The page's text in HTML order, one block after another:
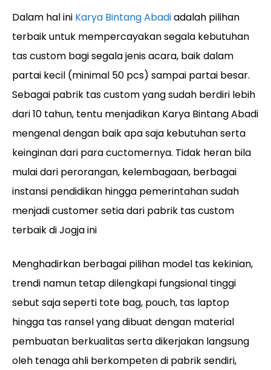
Dalam hal ini Karya Bintang Abadiadalah pilihan
terbaik untuk mempercayakan segala kebutuhan
tas custom bagi segala jenis acara, baik dalam
partai kecil (minimal 50 pcs) sampai partai besar.
Sebagai pabrik tas custom yang sudah berdiri lebih
dari 10 tahun, tentu menjadikan Karya Bintang Abadi
mengenal dengan baik apa saja kebutuhan serta
keinginan dari para cuctomernya. Tidak heran bila
mulai dari perorangan, kelembagaan, berbagai
instansi pendidikan hingga pemerintahan sudah
menjadi customer setia dari pabrik tas custom
terbaik di Jogja ini
Menghadirkan berbagai pilihan model tas kekinian,
trendi namun tetap dilengkapi fungsional tinggi
sebut saja seperti tote bag, pouch, tas laptop
hingga tas ransel yang dibuat dengan material
pembuatan berkualitas serta dikerjakan langsung
oleh tenaga ahli berkompeten di pabrik sendiri,